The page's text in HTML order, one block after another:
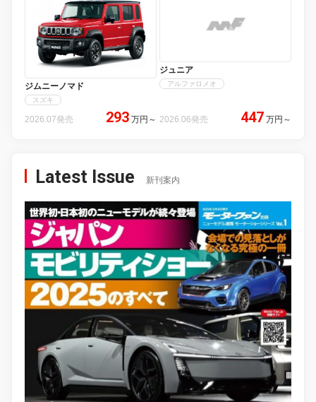
ジムニーノマド
スズキ
2026.07発売 293 万円 ～
ジュニア
アルファロメオ
2026.06発売 447 万円 ～
Latest Issue 新刊案内